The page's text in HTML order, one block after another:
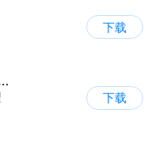
下载
系列1极地冒险
下载